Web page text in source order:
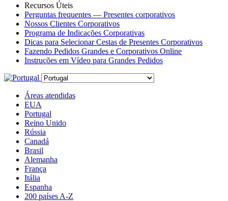
Recursos Úteis
Perguntas frequentes — Presentes corporativos
Nossos Clientes Corporativos
Programa de Indicações Corporativas
Dicas para Selecionar Cestas de Presentes Corporativos
Fazendo Pedidos Grandes e Corporativos Online
Instruções em Vídeo para Grandes Pedidos
Áreas atendidas
EUA
Portugal
Reino Unido
Rússia
Canadá
Brasil
Alemanha
França
Itália
Espanha
200 países A-Z